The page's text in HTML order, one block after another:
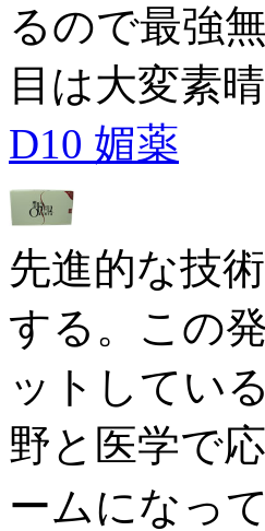
るので最強
目は大変素
D10 媚薬
先進的な技
する。この
ットしてい
野と医学で
ームになっ